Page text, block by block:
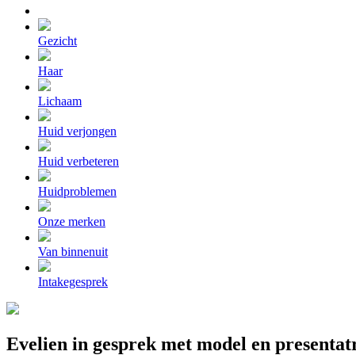
Gezicht
Haar
Lichaam
Huid verjongen
Huid verbeteren
Huidproblemen
Onze merken
Van binnenuit
Intakegesprek
Evelien in gesprek met model en